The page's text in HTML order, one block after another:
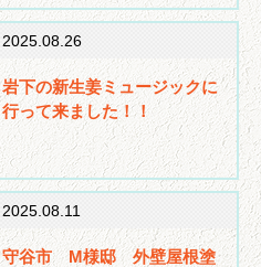
2025.08.26
岩下の新生姜ミュージックに
行って来ました！！
2025.08.11
守谷市 M様邸 外壁屋根塗